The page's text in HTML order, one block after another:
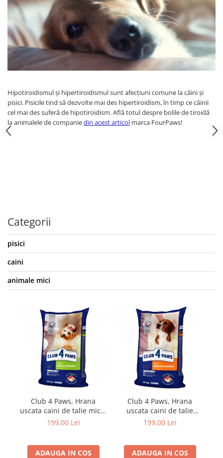
Hipotiroidismul și hipertiroidismul sunt afecțiuni comune la câini și
pisici. Pisicile tind să dezvolte mai des hipertiroidism, în timp ce câinii
cel mai des suferă de hipotiroidism. Află totul despre bolile de tiroidă
la animalele de companiedin acest articol marca FourPaws!
Categorii
pisici
caini
animale mici
Club 4 Paws, Hrana
uscata caini de talie mica,
14kg
199,00 Lei
ADAUGA IN COS
Club 4 Paws, Hrana
uscata caini de talie
medie, 14kg
199,00 Lei
ADAUGA IN COS